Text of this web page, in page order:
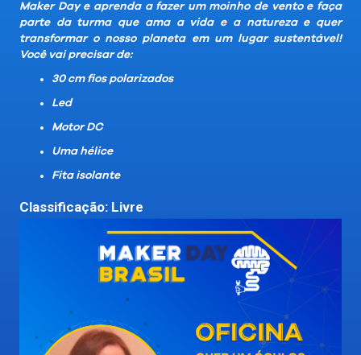
Maker Day e aprenda a fazer um moinho de vento e faça
parte da turma que ama a vida e a natureza e quer
transformar o nosso planeta em um lugar sustentável!
Você vai precisar de:
30 cm fios polarizados
Led
Motor DC
Uma hélice
Fita isolante
Classificação: Livre